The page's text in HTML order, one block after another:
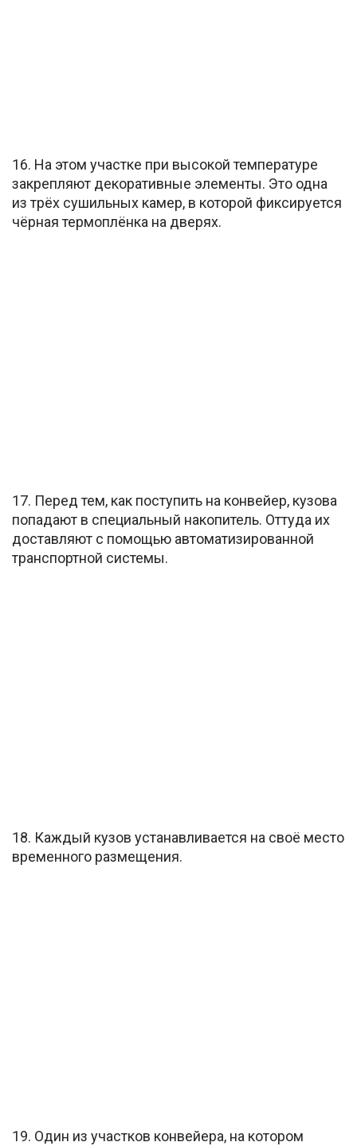
16. На этом участке при высокой температуре
закрепляют декоративные элементы. Это одна
из трёх сушильных камер, в которой фиксируется
чёрная термоплёнка на дверях.
17. Перед тем, как поступить на конвейер, кузова
попадают в специальный накопитель. Оттуда их
доставляют с помощью автоматизированной
транспортной системы.
18. Каждый кузов устанавливается на своё место
временного размещения.
19. Один из участков конвейера, на котором